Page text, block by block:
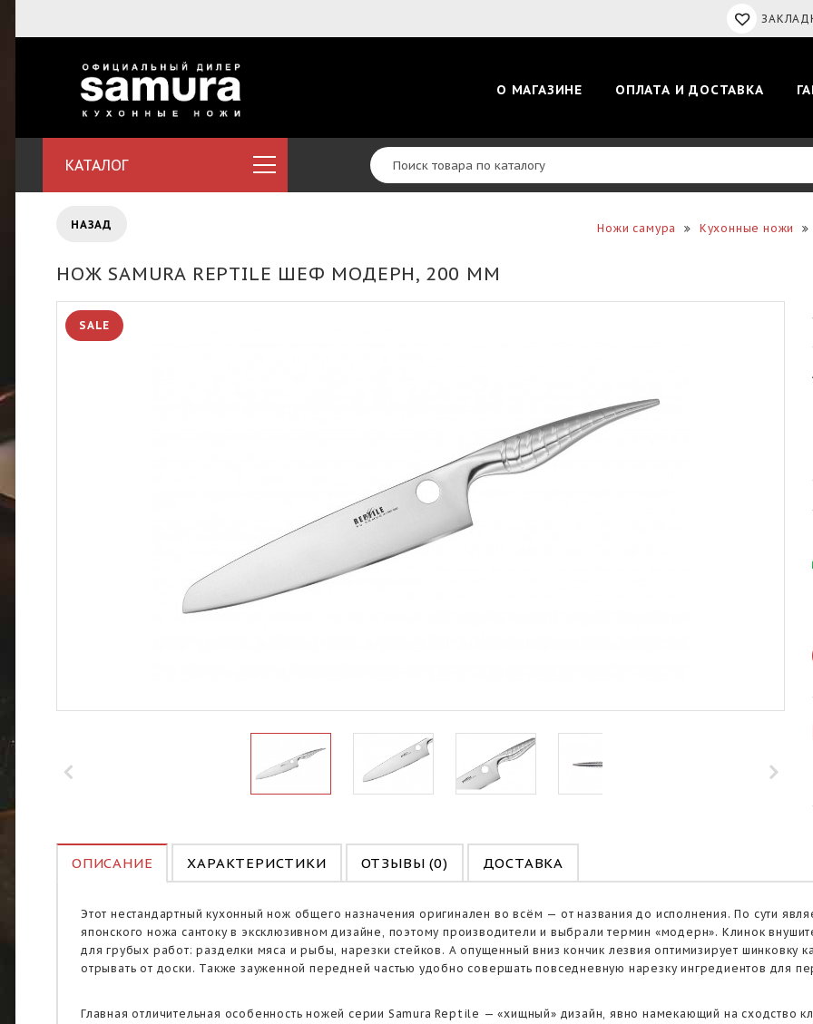
О МАГАЗИНЕ ОПЛАТА И ДОСТАВКА
КАТАЛОГ
НАЗАД Ножи самура Кухонные ножи
НОЖ SAMURA REPTILE ШЕФ МОДЕРН, 200 ММ
SALE
ОПИСАНИЕ ХАРАКТЕРИСТИКИ ОТЗЫВЫ (0) ДОСТАВКА
Этот нестандартный кухонный нож общего назначения оригинален во всём — от названия до исполнения. По сути
японского ножа сантоку в эксклюзивном дизайне, поэтому производители и выбрали термин «модерн». Клинок
для грубых работ: разделки мяса и рыбы, нарезки стейков. А опущенный вниз кончик лезвия оптимизирует шинковку
отрывать от доски. Также зауженной передней частью удобно совершать повседневную нарезку ингредиентов для
Главная отличительная особенность ножей серии Samura Reptile — «хищный» дизайн, явно намекающий на сходство